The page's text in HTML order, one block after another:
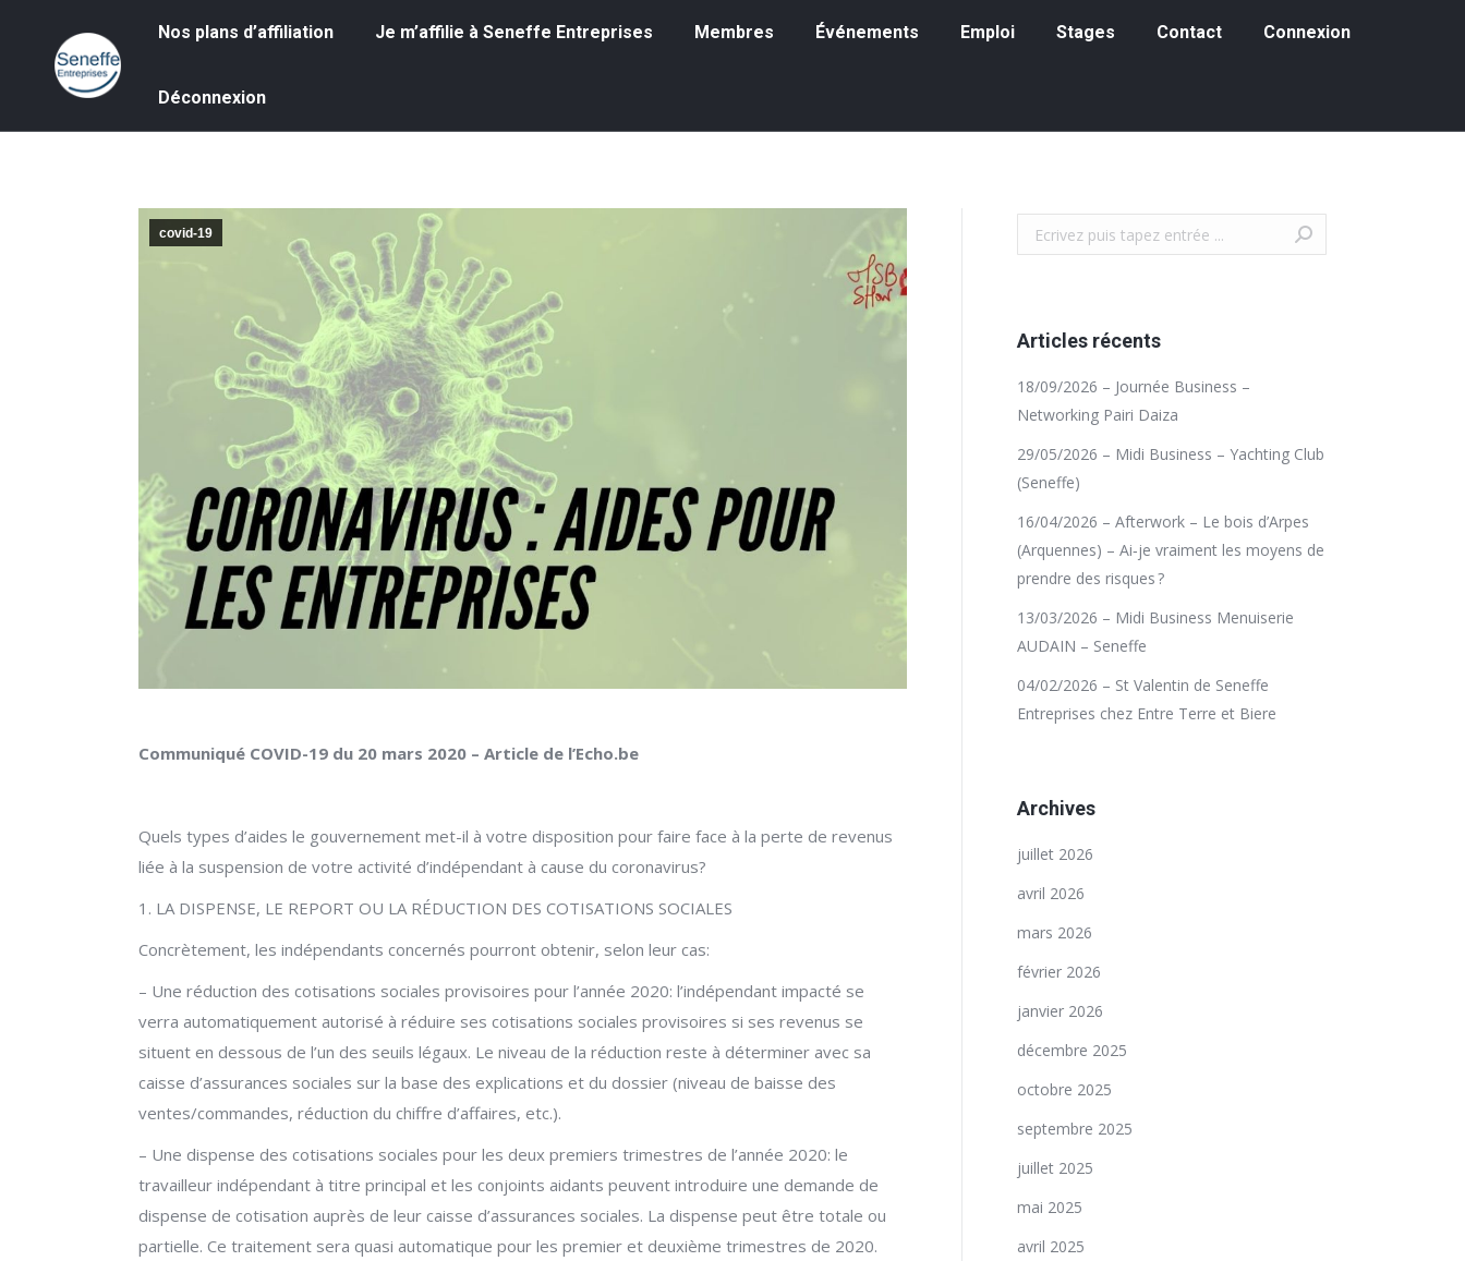
Nos plans d’affiliation Je m’affilie à Seneffe Entreprises Membres Événements Emploi Stages Contact Connexion
Déconnexion
covid-19
Communiqué COVID-19 du 20 mars 2020 – Article de l’Echo.be
Quels types d’aides le gouvernement met-il à votre disposition pour faire face à la perte de revenus
liée à la suspension de votre activité d’indépendant à cause du coronavirus?
1. LA DISPENSE, LE REPORT OU LA RÉDUCTION DES COTISATIONS SOCIALES
Concrètement, les indépendants concernés pourront obtenir, selon leur cas:
– Une réduction des cotisations sociales provisoires pour l’année 2020: l’indépendant impacté se
verra automatiquement autorisé à réduire ses cotisations sociales provisoires si ses revenus se
situent en dessous de l’un des seuils légaux. Le niveau de la réduction reste à déterminer avec sa
caisse d’assurances sociales sur la base des explications et du dossier (niveau de baisse des
ventes/commandes, réduction du chiffre d’affaires, etc.).
– Une dispense des cotisations sociales pour les deux premiers trimestres de l’année 2020: le
travailleur indépendant à titre principal et les conjoints aidants peuvent introduire une demande de
dispense de cotisation auprès de leur caisse d’assurances sociales. La dispense peut être totale ou
partielle. Ce traitement sera quasi automatique pour les premier et deuxième trimestres de 2020.
Recherche
Articles récents
18/09/2026 – Journée Business –
Networking Pairi Daiza
29/05/2026 – Midi Business – Yachting Club
(Seneffe)
16/04/2026 – Afterwork – Le bois d’Arpes
(Arquennes) – Ai‑je vraiment les moyens de
prendre des risques ?
13/03/2026 – Midi Business Menuiserie
AUDAIN – Seneffe
04/02/2026 – St Valentin de Seneffe
Entreprises chez Entre Terre et Biere
Archives
juillet 2026
avril 2026
mars 2026
février 2026
janvier 2026
décembre 2025
octobre 2025
septembre 2025
juillet 2025
mai 2025
avril 2025
Nos plans d’affiliation Je m’affilie à Seneffe Entreprises Membres Événements Emploi Stages Contact
Connexion